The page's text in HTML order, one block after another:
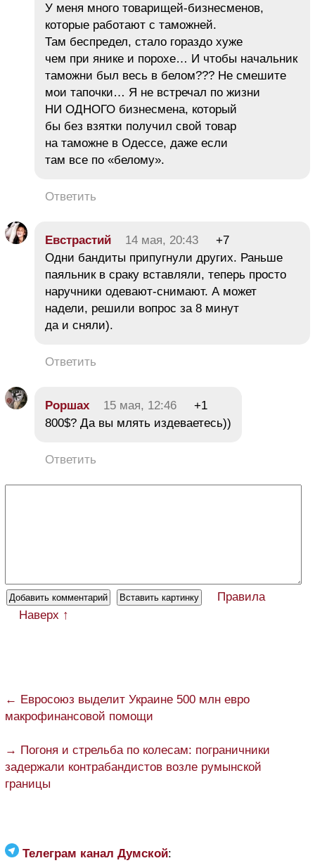
У меня много товарищей-бизнесменов,
которые работают с таможней.
Там беспредел, стало гораздо хуже
чем при янике и порохе… И чтобы начальник
таможни был весь в белом??? Не смешите
мои тапочки… Я не встречал по жизни
НИ ОДНОГО бизнесмена, который
бы без взятки получил свой товар
на таможне в Одессе, даже если
там все по «белому».
Ответить
Евстрастий 14 мая, 20:43
+7
Одни бандиты припугнули других. Раньше
паяльник в сраку вставляли, теперь просто
наручники одевают-снимают. А может
надели, решили вопрос за 8 минут
да и сняли).
Ответить
Роршах 15 мая, 12:46
+1
800$? Да вы млять издеваетесь))
Ответить
Правила
Наверх ↑
← Евросоюз выделит Украине 500 млн евро
макрофинансовой помощи
→ Погоня и стрельба по колесам: пограничники
задержали контрабандистов возле румынской
границы
Телеграм канал Думской: